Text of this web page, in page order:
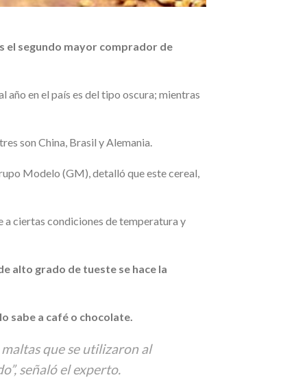
el segundo mayor comprador de
año en el país es del tipo oscura; mientras
son China, Brasil y Alemania.
Modelo (GM), detalló que este cereal,
a ciertas condiciones de temperatura y
alto grado de tueste se hace la
sabe a café o chocolate.
que se utilizaron al
señaló el experto.